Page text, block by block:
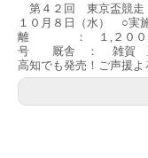
第４２回 東京盃競
１０月８日（水） ○
離 ： １,２００ｍ
号 厩舎 ： 雑賀 正
高知でも発売！ご声援よ